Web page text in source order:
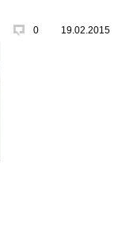
0 19.02.2015